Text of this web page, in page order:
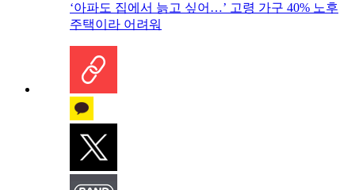
‘아파도 집에서 늙고 싶어…’ 고령 가구 40% 노후
주택이라 어려워